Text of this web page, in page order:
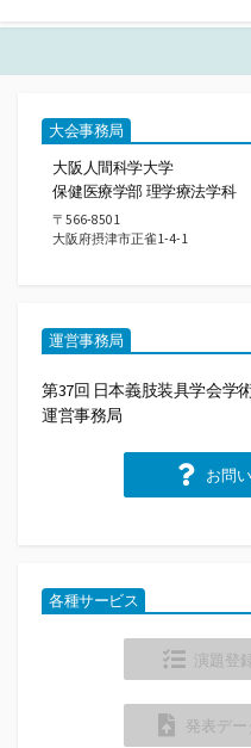
大会事務局
大阪人間科学大学
保健医療学部 理学療法学科
〒566-8501
大阪府摂津市正雀1-4-1
運営事務局
第37回 日本義肢装具学会学
運営事務局
お問
各種サービス
演題登
発表デ